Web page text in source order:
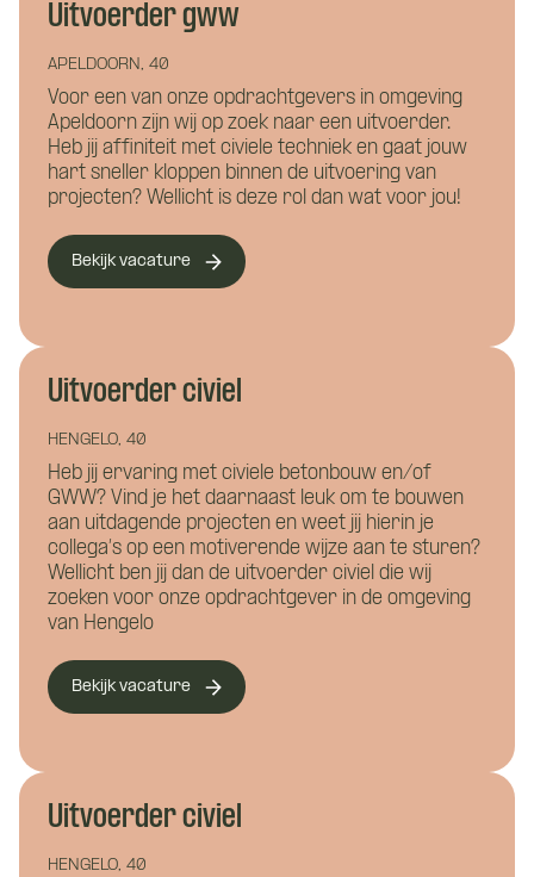
Uitvoerder gww
APELDOORN, 40
Voor een van onze opdrachtgevers in omgeving
Apeldoorn zijn wij op zoek naar een uitvoerder.
Heb jij affiniteit met civiele techniek en gaat jouw
hart sneller kloppen binnen de uitvoering van
projecten? Wellicht is deze rol dan wat voor jou!
Bekijk vacature
Uitvoerder civiel
HENGELO, 40
Heb jij ervaring met civiele betonbouw en/of
GWW? Vind je het daarnaast leuk om te bouwen
aan uitdagende projecten en weet jij hierin je
collega’s op een motiverende wijze aan te sturen?
Wellicht ben jij dan de uitvoerder civiel die wij
zoeken voor onze opdrachtgever in de omgeving
van Hengelo
Bekijk vacature
Uitvoerder civiel
HENGELO, 40
Waar wil je meer over weten?
Bouwkunde
Installatietechniek
Hoe kunnen we je bereiken?
woord! Je wordt gekoppeld aan een vast
aanspreekpunt tijdens de kennismaking
Vacature:
Uitvoerder GWW
E-mailadres
Telefoonnummer*
Curriculum Vitae (niet verplicht)
Motivatie (niet verplicht)